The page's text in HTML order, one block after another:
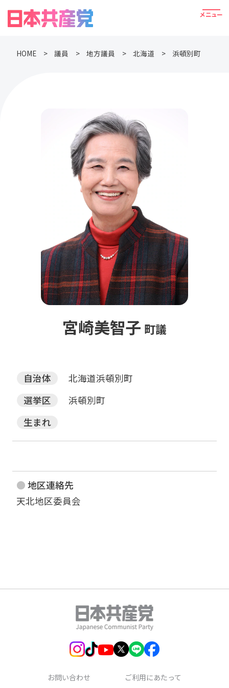
HOME 議員 地方議員 北海道 浜頓別町
宮崎美智子 町議
自治体
北海道浜頓別町
選挙区
浜頓別町
生まれ
地区連絡先
天北地区委員会
お問い合わせ ご利用にあたって